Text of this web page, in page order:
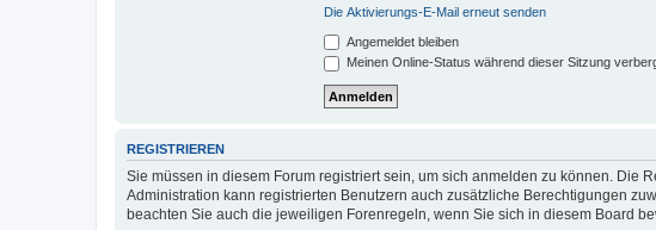
Die Aktivierungs-E-Mail erneut senden
Angemeldet bleiben
Meinen Online-Status während dieser Sitzung
REGISTRIEREN
Sie müssen in diesem Forum registriert sein, um sich anmelden zu können. Die
Administration kann registrierten Benutzern auch zusätzliche Berechtigungen
beachten Sie auch die jeweiligen Forenregeln, wenn Sie sich in diesem Board